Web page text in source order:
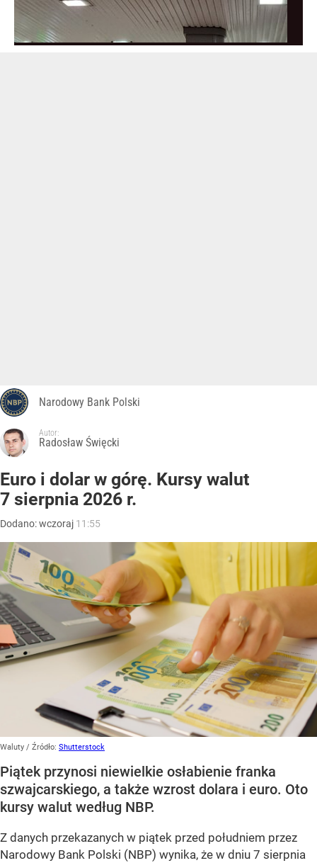
Narodowy Bank Polski
Autor:
Radosław Święcki
Euro i dolar w górę. Kursy walut
7 sierpnia 2026 r.
Dodano:wczoraj 11:55
Waluty / Źródło: Shutterstock
Piątek przynosi niewielkie osłabienie franka
szwajcarskiego, a także wzrost dolara i euro. Oto
kursy walut według NBP.
Z danych przekazanych w piątek przed południem przez
Narodowy Bank Polski (NBP) wynika, że w dniu 7 sierpnia